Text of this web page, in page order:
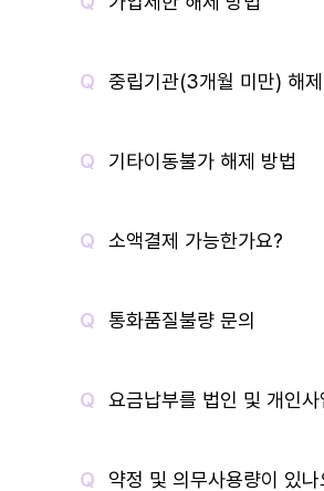
중립기관(3개월 미만) 해
기타이동불가 해제 방법
소액결제 가능한가요?
통화품질불량 문의
요금납부를 법인 및 개인
약정 및 의무사용량이 있나